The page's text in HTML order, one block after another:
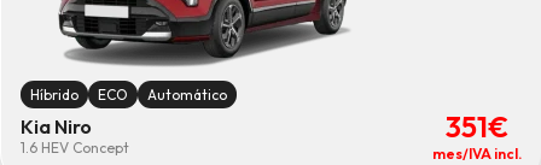
Híbrido ECO Automático
Kia Niro
1.6 HEV Concept
351€
mes/IVA incl.